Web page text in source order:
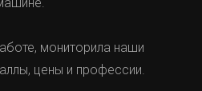
мониторила наши
цены и профессии.